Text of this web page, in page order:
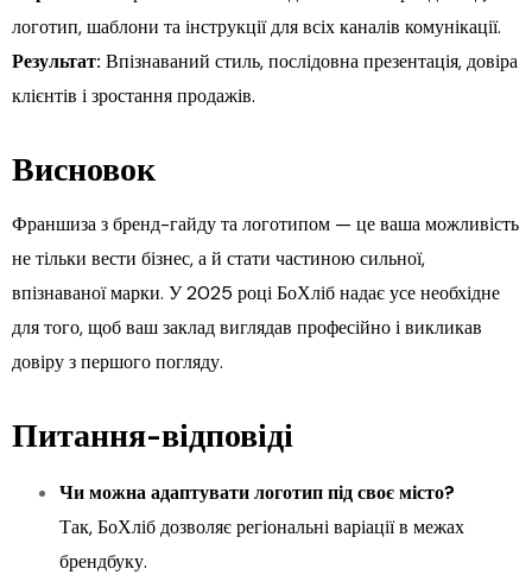
логотип, шаблони та інструкції для всіх каналів комунікації.
Результат: Впізнаваний стиль, послідовна презентація, довіра
клієнтів і зростання продажів.
Висновок
Франшиза з бренд-гайду та логотипом — це ваша можливість
не тільки вести бізнес, а й стати частиною сильної,
впізнаваної марки. У 2025 році БоХліб надає усе необхідне
для того, щоб ваш заклад виглядав професійно і викликав
довіру з першого погляду.
Питання-відповіді
Чи можна адаптувати логотип під своє місто?
Так, БоХліб дозволяє регіональні варіації в межах
брендбуку.